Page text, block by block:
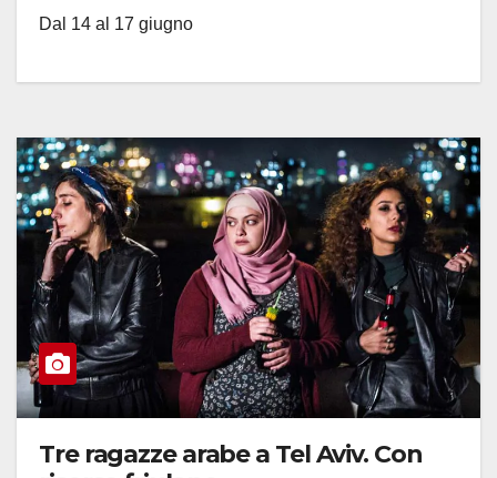
Dal 14 al 17 giugno
Tre ragazze arabe a Tel Aviv. Con